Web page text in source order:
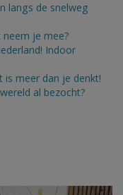
langs de snelweg
je mee?
Indoor
meer dan je denkt!
al bezocht?